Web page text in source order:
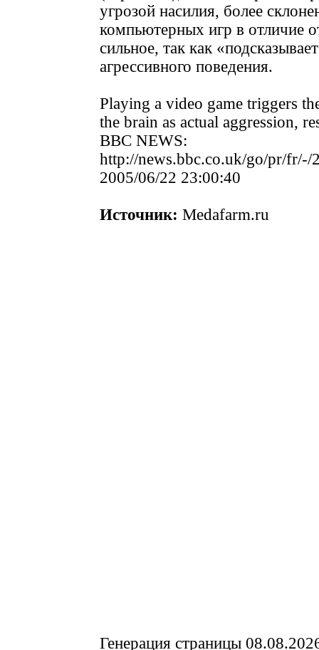
угрозой насилия, более
компьютерных игр в отличие
сильное, так как
агрессивного поведения.
Playing a video game triggers
the brain as actual aggression,
BBC NEWS:
http://news.bbc.co.uk/go/pr/fr/-/
2005/06/22 23:00:40
Источник: Medafarm.ru
Генерация страницы